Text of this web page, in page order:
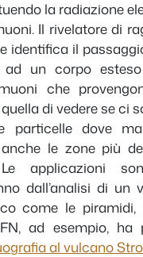
la radiazione
Il rivelatore di
identifica il
un corpo
che
quella di vedere se ci
particelle dove
le zone più
applicazioni
dall’analisi di un
come le
ad esempio,
al vulcano